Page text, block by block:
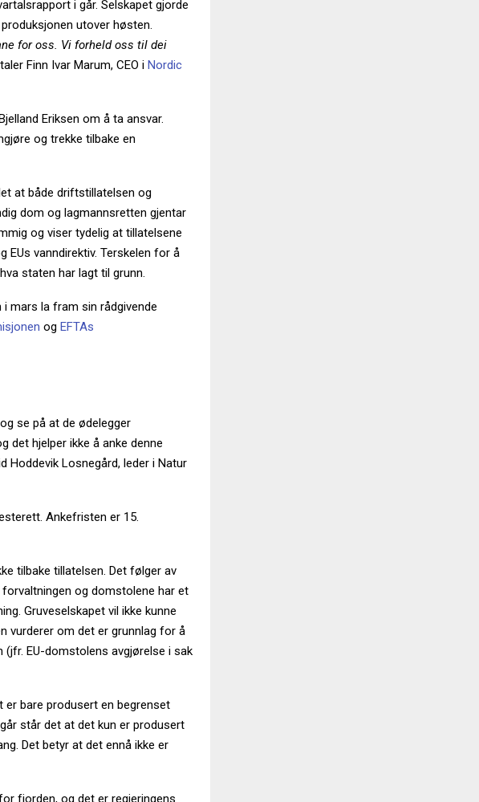
i går. Selskapet gjorde
utover høsten.
for oss. Vi forheld oss til dei
Finn Ivar Marum, CEO i Nordic
Eriksen om å ta ansvar.
og trekke tilbake en
at både driftstillatelsen og
dom og lagmannsretten gjentar
og viser tydelig at tillatelsene
vanndirektiv. Terskelen for å
staten har lagt til grunn.
mars la fram sin rådgivende
og EFTAs
se på at de ødelegger
det hjelper ikke å anke denne
Hoddevik Losnegård, leder i Natur
Ankefristen er 15.
tilbake tillatelsen. Det følger av
og domstolene har et
Gruveselskapet vil ikke kunne
vurderer om det er grunnlag for å
(jfr. EU-domstolens avgjørelse i sak
er bare produsert en begrenset
står det at det kun er produsert
Det betyr at det ennå ikke er